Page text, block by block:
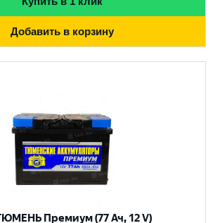
Добавить в корзину
Премиум (77 Ач, 12 V)